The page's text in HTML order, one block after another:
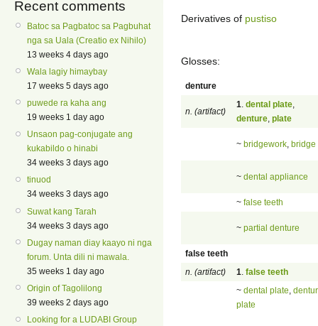
Recent comments
Batoc sa Pagbatoc sa Pagbuhat
nga sa Uala (Creatio ex Nihilo)
13 weeks 4 days ago
Wala lagiy himaybay
17 weeks 5 days ago
puwede ra kaha ang
19 weeks 1 day ago
Unsaon pag-conjugate ang
kukabildo o hinabi
34 weeks 3 days ago
tinuod
34 weeks 3 days ago
Suwat kang Tarah
34 weeks 3 days ago
Dugay naman diay kaayo ni nga
forum. Unta dili ni mawala.
35 weeks 1 day ago
Origin of Tagolilong
39 weeks 2 days ago
Looking for a LUDABI Group
Derivatives of pustiso
Glosses:
denture
n. (artifact)
1 dental plate
denture plate
~ bridgework bridge
~ dental appliance
~ false teeth
~ partial denture
false teeth
n. (artifact)
1 false teeth
~ dental plate
plate